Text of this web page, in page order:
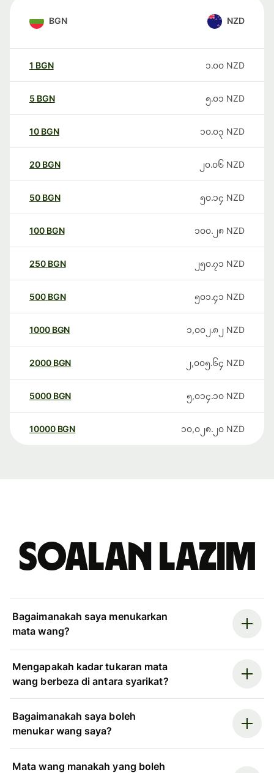
BGN NZD
1 BGN ၁.၀၀ NZD
5 BGN ၅.၀၁ NZD
10 BGN ၁၀.၀၃ NZD
20 BGN ၂၀.၀၆ NZD
50 BGN ၅၀.၁၄ NZD
100 BGN ၁၀၀.၂၈ NZD
250 BGN ၂၅၀.၇၁ NZD
500 BGN ၅၀၁.၄၁ NZD
1000 BGN ၁,၀၀၂.၈၂ NZD
2000 BGN ၂,၀၀၅.၆၄ NZD
5000 BGN ၅,၀၁၄.၁၀ NZD
10000 BGN ၁၀,၀၂၈.၂၀ NZD
Soalan Lazim
Bagaimanakah saya menukarkan
mata wang?
Mengapakah kadar tukaran mata
wang berbeza di antara syarikat?
Bagaimanakah saya boleh
menukar wang saya?
Mata wang manakah yang boleh